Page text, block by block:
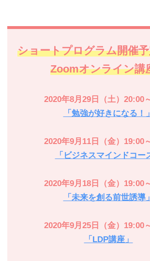
ショートプログラム開催
Zoomオンライン講
2020年8月29日（土）20:00
「勉強が好きになる！」
2020年9月11日（金）19:00
「ビジネスマインドコー
2020年9月18日（金）19:00
「未来を創る前世誘導」
2020年9月25日（金）19:00
「LDP講座」